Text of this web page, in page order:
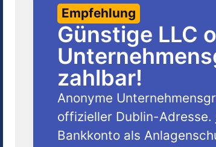
Empfehlung
Günstige LLC
zahlbar!
Anonyme
offizieller Dublin-Adresse.
Bankkonto als